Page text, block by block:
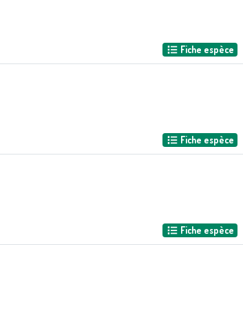
Fiche espèce
Fiche espèce
Fiche espèce